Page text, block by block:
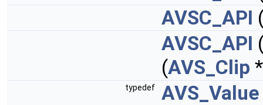
AVSC_API
AVSC_API
(AVS_Clip *
typedef AVS_Value